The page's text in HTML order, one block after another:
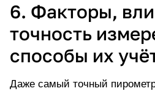
6. Факторы,
точность
способы их
Даже самый точный